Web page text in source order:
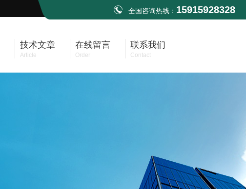
全国咨询热线： 15915928328
技术文章
Article
在线留言
Order
联系我们
Contact